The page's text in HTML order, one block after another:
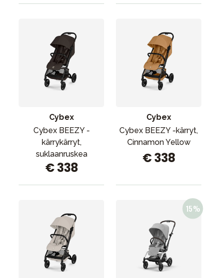
Cybex
Cybex BEEZY -
kärrykärryt,
suklaanruskea
€ 338
Cybex
Cybex BEEZY -kärryt,
Cinnamon Yellow
€ 338